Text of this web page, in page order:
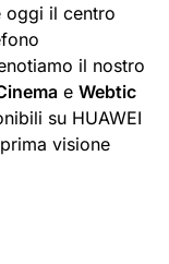
oggi il centro
il nostro
e Webtic
su HUAWEI
visione